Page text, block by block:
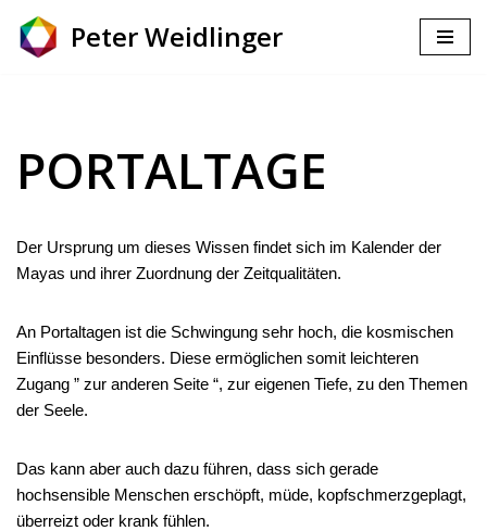
Zum
Peter Weidlinger
PORTALTAGE
Der Ursprung um dieses Wissen findet sich im Kalender der
Mayas und ihrer Zuordnung der Zeitqualitäten.
An Portaltagen ist die Schwingung sehr hoch, die kosmischen
Einflüsse besonders. Diese ermöglichen somit leichteren
Zugang ” zur anderen Seite “, zur eigenen Tiefe, zu den Themen
der Seele.
Das kann aber auch dazu führen, dass sich gerade
hochsensible Menschen erschöpft, müde, kopfschmerzgeplagt,
überreizt oder krank fühlen.